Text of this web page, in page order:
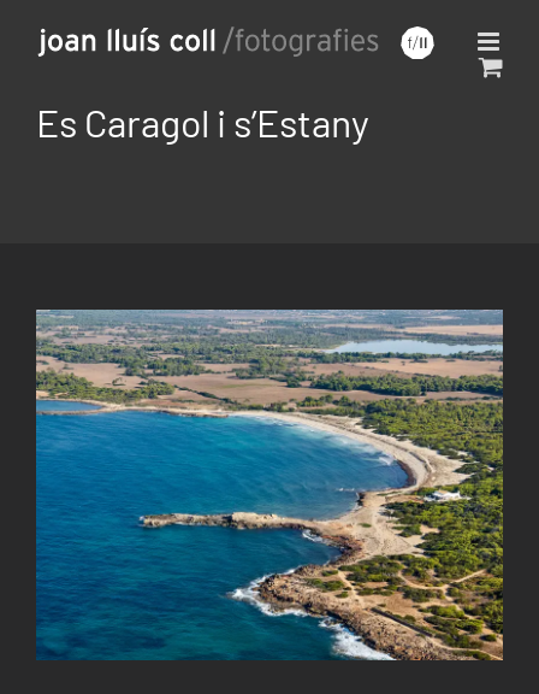
Es Caragol i s’Estany